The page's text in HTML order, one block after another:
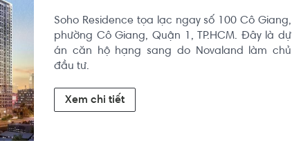
Soho Residence tọa lạc ngay số 100 Cô Giang,
phường Cô Giang, Quận 1, TP.HCM. Đây là dự
án căn hộ hạng sang do Novaland làm chủ
đầu tư.
Xem chi tiết